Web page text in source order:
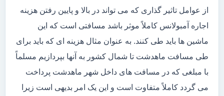
از عوامل تاثیر گذاری که می تواند در بالا و پایین رفتن هزینه
اجاره آمبولانس کاملاً موثر باشد مسافتی است که این
ماشین ها باید طی کنند. به عنوان مثال هزینه ای که باید برای
طی مسافت ماهدشت تا شمال کشور به آنها بپردازیم مسلماً
با مبلغی که در مسافت های داخل شهر ماهدشت پرداخت
می گردد کاملاً متفاوت است و این یک امر بدیهی است زیرا